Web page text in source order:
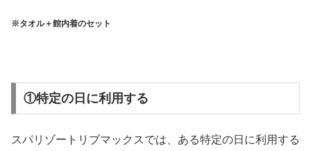
※タオル＋館内着のセット
①特定の日に利用する
スパリゾートリブマックスでは、ある特定の日に利用する